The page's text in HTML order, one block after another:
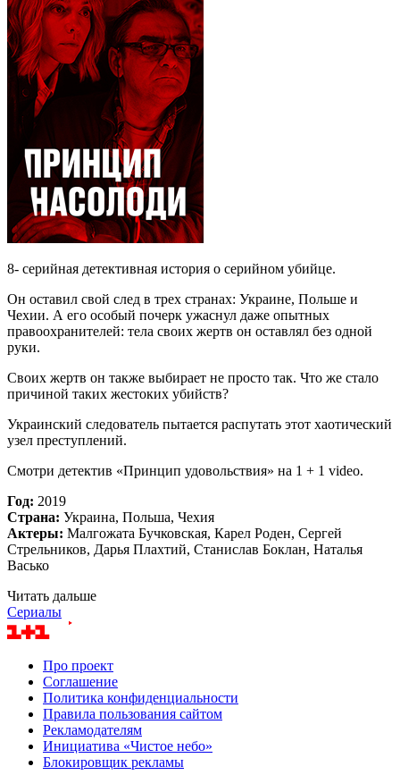
8- серийная детективная история о серийном убийце.
Он оставил свой след в трех странах: Украине, Польше и
Чехии. А его особый почерк ужаснул даже опытных
правоохранителей: тела своих жертв он оставлял без одной
руки.
Своих жертв он также выбирает не просто так. Что же стало
причиной таких жестоких убийств?
Украинский следователь пытается распутать этот хаотический
узел преступлений.
Смотри детектив «Принцип удовольствия» на 1 + 1 video.
Год: 2019
Страна: Украина, Польша, Чехия
Актеры: Малгожата Бучковская, Карел Роден, Сергей
Стрельников, Дарья Плахтий, Станислав Боклан, Наталья
Васько
Читать дальше
Сериалы
Про проект
Соглашение
Политика конфиденциальности
Правила пользования сайтом
Рекламодателям
Инициатива «Чистое небо»
Блокировщик рекламы